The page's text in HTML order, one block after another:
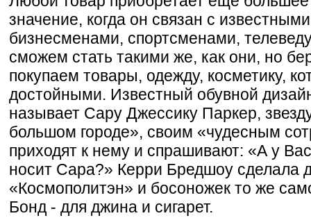
значение, когда он связан с
бизнесменами, спортсменами,
сможем стать такими же, как они, но
покупаем товары, одежду, косметику,
достойными. Известный обувной
называет Сару Джессику Паркер,
большом городе», своим «чудесным
приходят к нему и спрашивают: «А у
носит Сара?» Керри Бредшоу сделала
«Космополитэн» и босоножек то же
Бонд - для джина и сигарет.